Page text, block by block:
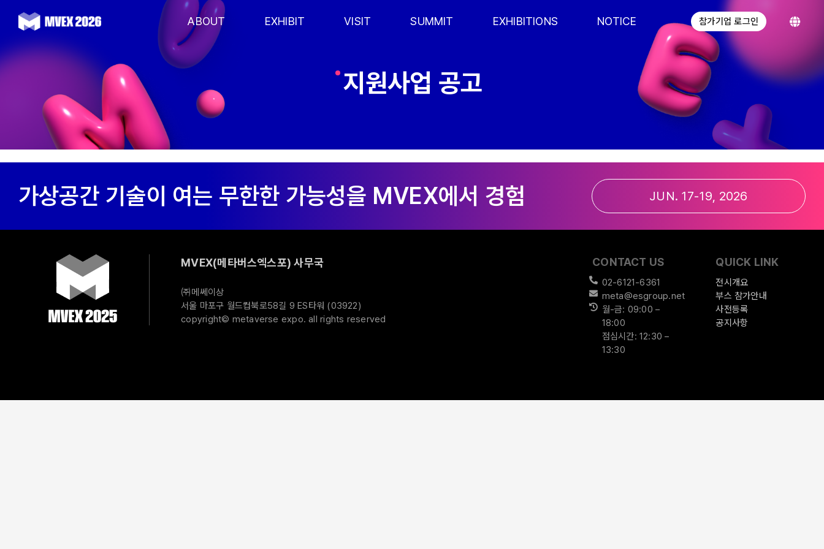
content
ABOUT EXHIBIT VISIT SUMMIT EXHIBITIONS NOTICE 참가기업 로그인
지원사업 공고
JUN. 17-19, 2026
MVEX(메타버스엑스포) 사무국
㈜메쎄이상
서울 마포구 월드컵북로58길 9 ES타워 (03922)
copyright© metaverse expo. all rights reserved
CONTACT US
02-6121-6361
meta@esgroup.net
월-금: 09:00 –
18:00
점심시간: 12:30 –
13:30
QUICK LINK
전시개요
부스 참가안내
사전등록
공지사항